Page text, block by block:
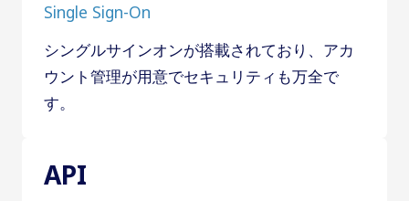
Single Sign-On
シングルサインオンが搭載されており、アカ
ウント管理が用意でセキュリティも万全で
す。
API